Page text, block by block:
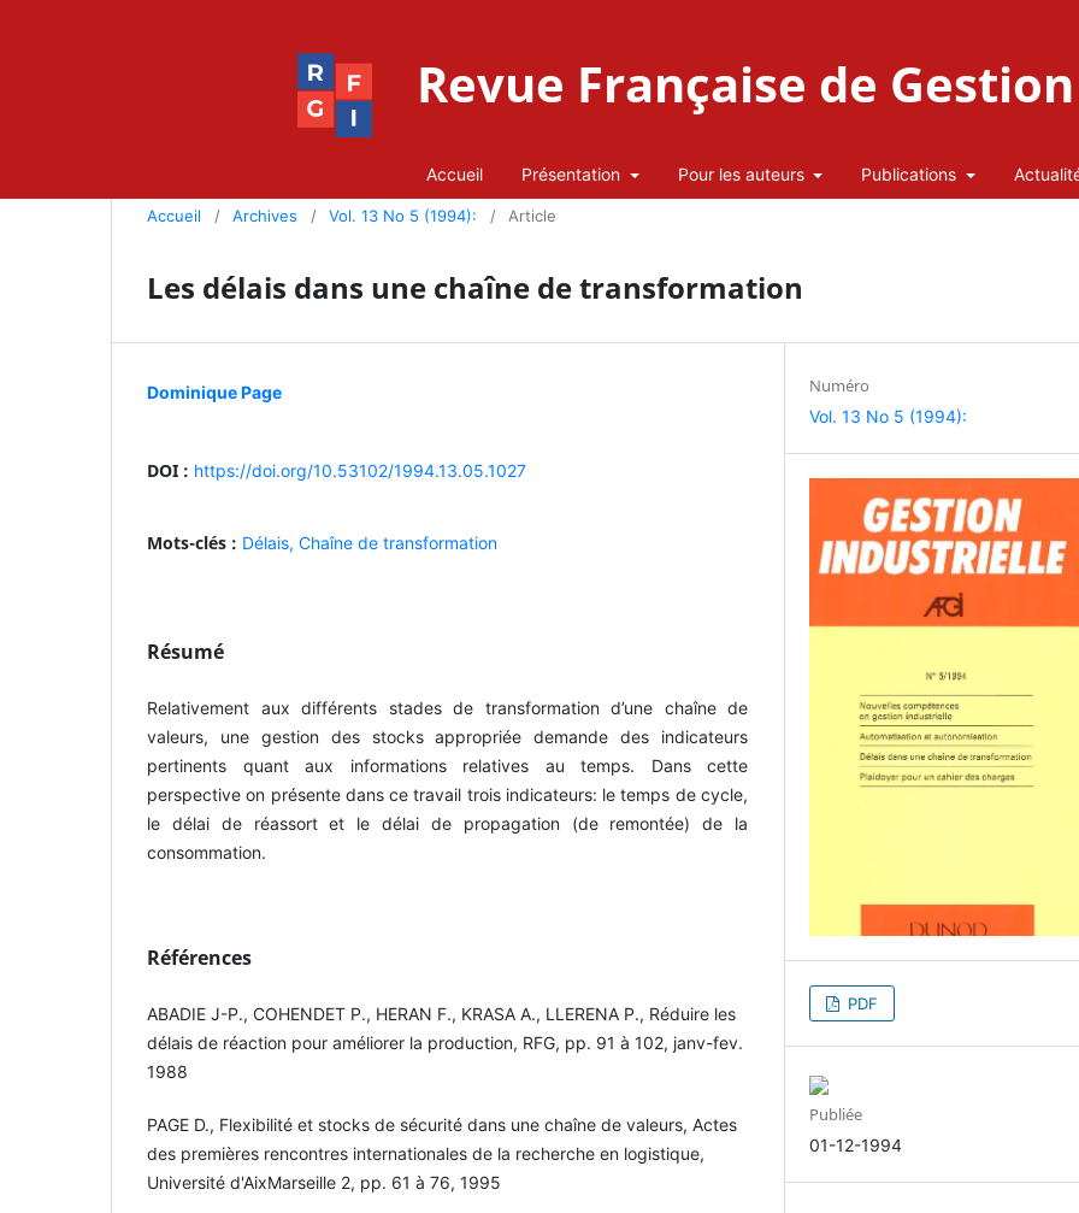
Revue Française de
Accueil Présentation Pour les auteurs Publications
Accueil / Archives / Vol. 13 No 5 (1994): / Article
Les délais dans une chaîne de transformation
Dominique Page
DOI : https://doi.org/10.53102/1994.13.05.1027
Mots-clés : Délais, Chaîne de transformation
Résumé
Relativement aux différents stades de transformation d’une chaîne de
valeurs, une gestion des stocks appropriée demande des indicateurs
pertinents quant aux informations relatives au temps. Dans cette
perspective on présente dans ce travail trois indicateurs: le temps de cycle,
le délai de réassort et le délai de propagation (de remontée) de la
consommation.
Références
ABADIE J-P., COHENDET P., HERAN F., KRASA A., LLERENA P., Réduire les
délais de réaction pour améliorer la production, RFG, pp. 91 à 102, janv-fev.
1988
PAGE D., Flexibilité et stocks de sécurité dans une chaîne de valeurs, Actes
des premières rencontres internationales de la recherche en logistique,
Université d'AixMarseille 2, pp. 61 à 76, 1995
Numéro
Vol. 13 No 5 (1994):
PDF
Publiée
01-12-1994